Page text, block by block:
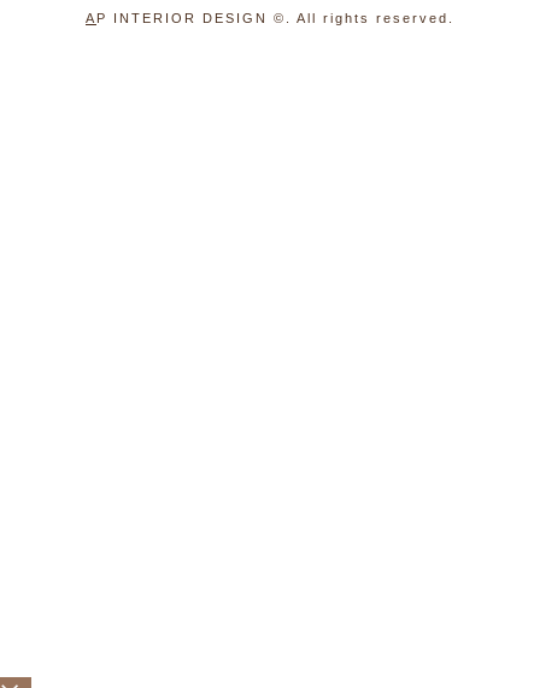
A P INTERIOR DESIGN ©. All rights reserved.